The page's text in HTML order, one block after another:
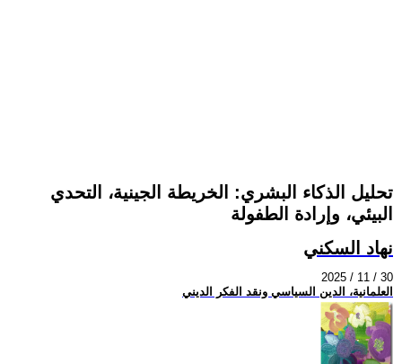
تحليل الذكاء البشري: الخريطة الجينية، التحدي
البيئي، وإرادة الطفولة
نهاد السكني
2025 / 11 / 30
العلمانية، الدين السياسي ونقد الفكر الديني